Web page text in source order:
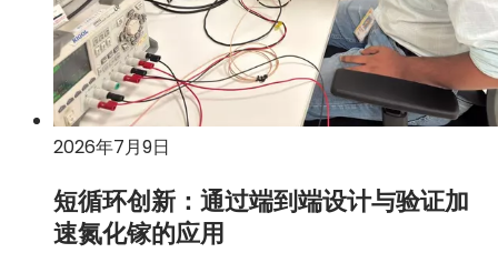
向
书，
将
获
得
3
亿
美
元
2026年7月9日
短循环创新：通过端到端设计与验证加
速氮化镓的应用